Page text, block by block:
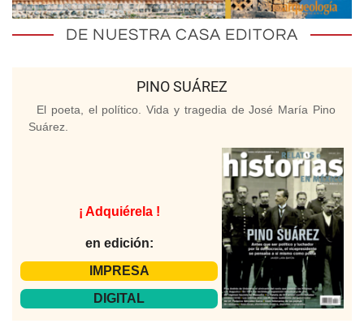
DE NUESTRA CASA EDITORA
PINO SUÁREZ
El poeta, el político. Vida y tragedia de José María Pino
Suárez.
¡ Adquiérela !
en edición:
IMPRESA
DIGITAL